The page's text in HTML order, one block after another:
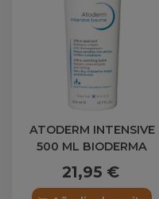
ATODERM INTENSIVE
500 ML BIODERMA
21,95 €